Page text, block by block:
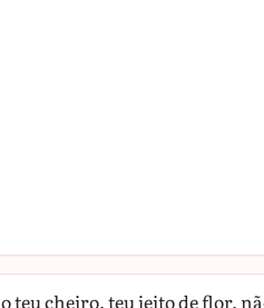
teu cheiro, teu jeito de flor,